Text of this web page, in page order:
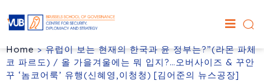
Home>유럽이 보는 현재의 한국과 윤 정부는?”(라몬 파체
코 파르도) / 올 가을겨울에는 뭐 입지?…오버사이즈 & 꾸안
꾸 ‘놈코어룩’ 유행(신혜영,이청청) [김어준의 뉴스공장]